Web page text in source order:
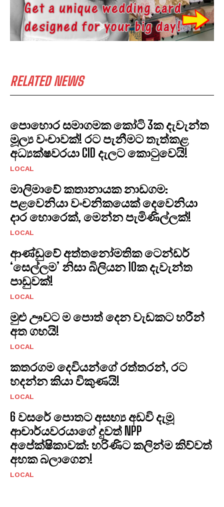
RELATED NEWS
පොහොර සමාගමක කෝටි 3ක දැවැන්ත
මූල්‍ය වංචාවක්! රට පැනීමට තැත්කළ
අධ්‍යක්ෂවරයා CID දැලට කොටුවෙයි!
LOCAL
මාලිමාවේ කතානායක නාඩගම:
පළවෙනියා වංචනිකයෙක් දෙවෙනියා
දාර හොරෙක්, මෙන්න පැමිණිල්ලක්!
LOCAL
ආණ්ඩුවේ අත්තනෝමතික ටෙන්ඩර්
‘සෙල්ලම’ නිසා බිලියන 10ක දැවැන්ත
පාඩුවක්!
LOCAL
මුළු ඌවට ම පොත් දෙන වැඩකට හරීන්
අත ගහයි!
LOCAL
කතරගම දෙවියන්ගේ රත්තරන්, රට
හදන්න කියා විකුණයි!
LOCAL
6 වසරේ පොතට අසභ්‍ය අඩවි දැමූ
ආචාර්යවරයාගේ දුවත් NPP
අපේක්ෂිකාවක්: හරිණිට කලින්ම කිව්වත්
අහක බලාගෙන!
LOCAL